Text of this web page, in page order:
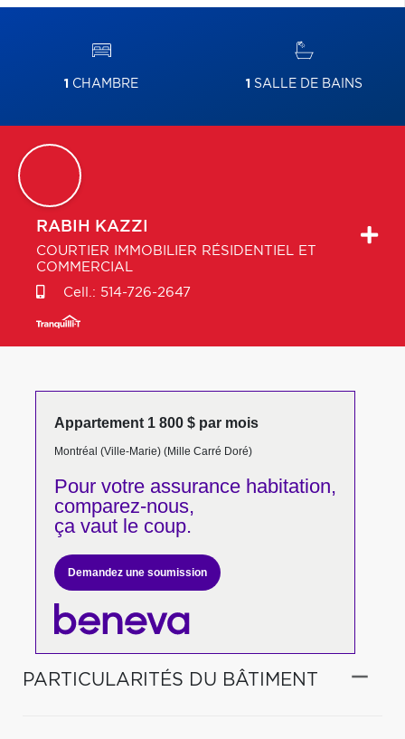
1 CHAMBRE 1 SALLE DE BAINS
RABIH KAZZI
COURTIER IMMOBILIER RÉSIDENTIEL ET
COMMERCIAL
Cell.: 514-726-2647
Appartement 1 800 $ par mois
Montréal (Ville-Marie) (Mille Carré Doré)
Pour votreassurance habitation,
comparez-nous,
ça vaut le coup.
Demandez une soumission
PARTICULARITÉS DU BÂTIMENT